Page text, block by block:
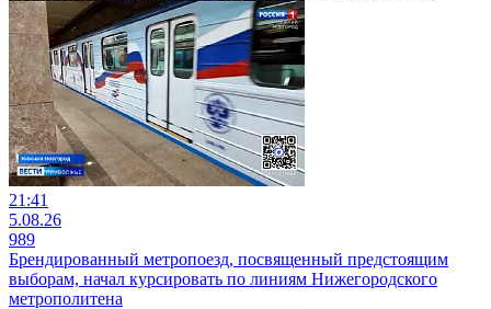
21:41
5.08.26
989
Брендированный метропоезд, посвященный предстоящим
выборам, начал курсировать по линиям Нижегородского
метрополитена